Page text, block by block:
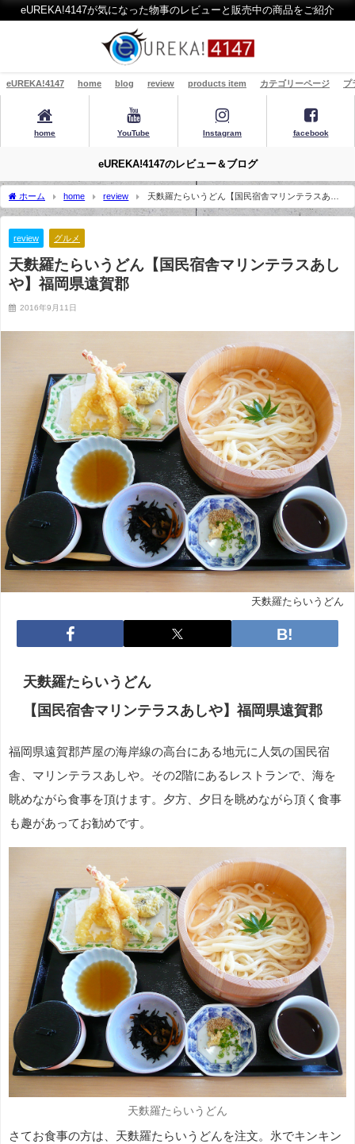
eUREKA!4147が気になった物事のレビューと販売中の商品をご紹介
eUREKA!4147 home blog review products item カテゴリーページ プ
home YouTube Instagram facebook
eUREKA!4147のレビュー＆ブログ
ホーム home review
天麩羅たらいうどん【国民宿舎マリンテラスあし
や】福岡県遠賀郡
review グルメ
天麩羅たらいうどん【国民宿舎マリンテラスあし
や】福岡県遠賀郡
2016年9月11日
天麩羅たらいうどん
天麩羅たらいうどん
【国民宿舎マリンテラスあしや】福岡県遠賀郡
福岡県遠賀郡芦屋の海岸線の高台にある地元に人気の国民宿
舎、マリンテラスあしや。その2階にあるレストランで、海を
眺めながら食事を頂けます。夕方、夕日を眺めながら頂く食事
も趣があってお勧めです。
天麩羅たらいうどん
さてお食事の方は、天麩羅たらいうどんを注文。氷でキンキン